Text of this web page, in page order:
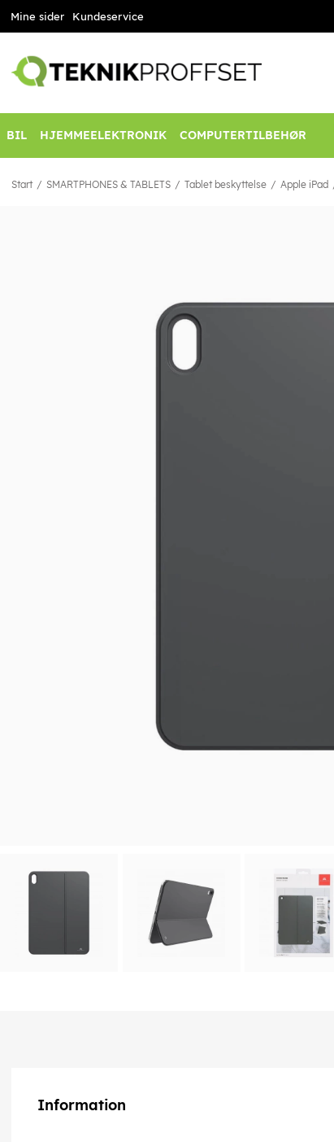
Mine sider Kundeservice
BIL HJEMMEELEKTRONIK COMPUTERTILBEHØR
Start SMARTPHONES & TABLETS Tablet beskyttelse Apple iPad
Information